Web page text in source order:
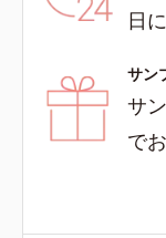
日
サン
サ
で